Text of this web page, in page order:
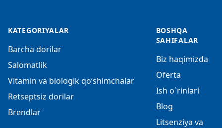
KATEGORIYALAR
Barcha dorilar
Salomatlik
Vitamin va biologik qo‘shimchalar
Retseptsiz dorilar
Brendlar
BOSHQA
SAHIFALAR
Biz haqimizda
Oferta
Ish o`rinlari
Blog
Litsenziya va